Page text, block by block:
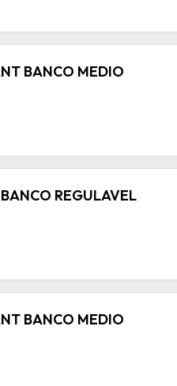
BANCO MEDIO
REGULAVEL
BANCO MEDIO